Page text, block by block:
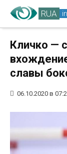
RUA
Кличко —
славы
06.10.2020 в